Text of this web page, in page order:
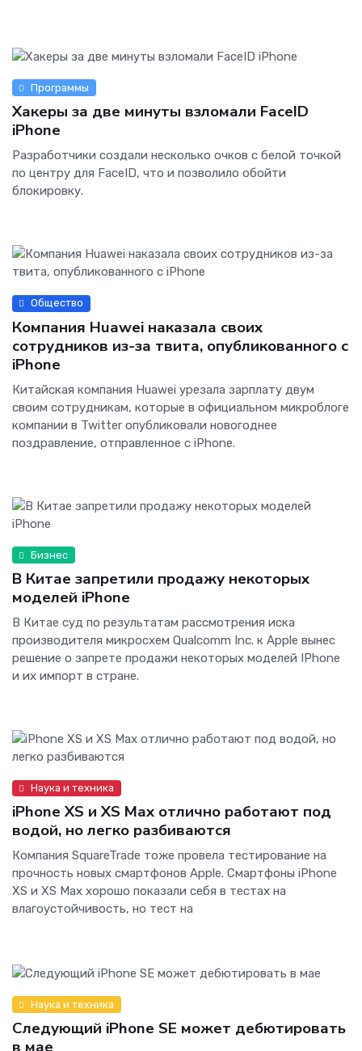
Программы
Хакеры за две минуты взломали FaceID
iPhone
Разработчики создали несколько очков с белой точкой
по центру для FaceID, что и позволило обойти
блокировку.
Общество
Компания Huawei наказала своих
сотрудников из-за твита, опубликованного с
iPhone
Китайская компания Huawei урезала зарплату двум
своим сотрудникам, которые в официальном микроблоге
компании в Twitter опубликовали новогоднее
поздравление, отправленное с iPhone.
Бизнес
В Китае запретили продажу некоторых
моделей iPhone
В Китае суд по результатам рассмотрения иска
производителя микросхем Qualcomm Inc. к Apple вынес
решение о запрете продажи некоторых моделей IPhone
и их импорт в стране.
Наука и техника
iPhone XS и XS Max отлично работают под
водой, но легко разбиваются
Компания SquareTrade тоже провела тестирование на
прочность новых смартфонов Apple. Смартфоны iPhone
XS и XS Max хорошо показали себя в тестах на
влагоустойчивость, но тест на
Наука и техника
Следующий iPhone SE может дебютировать